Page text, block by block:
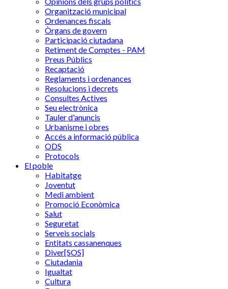
Organització municipal
Ordenances fiscals
Òrgans de govern
Participació ciutadana
Retiment de Comptes - PAM
Preus Públics
Recaptació
Reglaments i ordenances
Resolucions i decrets
Consultes Actives
Seu electrònica
Tauler d'anuncis
Urbanisme i obres
Accés a informació pública
ODS
Protocols
El poble
Habitatge
Joventut
Medi ambient
Promoció Econòmica
Salut
Seguretat
Serveis socials
Entitats cassanenques
Diver[SOS]
Ciutadania
Igualtat
Cultura